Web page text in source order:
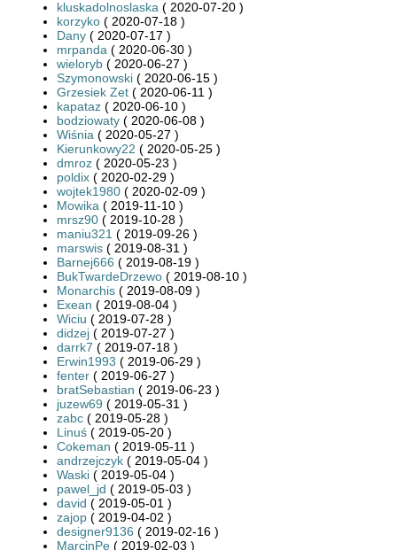
kluskadolnoslaska ( 2020-07-20 )
korzyko ( 2020-07-18 )
Dany ( 2020-07-17 )
mrpanda ( 2020-06-30 )
wieloryb ( 2020-06-27 )
Szymonowski ( 2020-06-15 )
Grzesiek Zet ( 2020-06-11 )
kapataz ( 2020-06-10 )
bodziowaty ( 2020-06-08 )
Wiśnia ( 2020-05-27 )
Kierunkowy22 ( 2020-05-25 )
dmroz ( 2020-05-23 )
poldix ( 2020-02-29 )
wojtek1980 ( 2020-02-09 )
Mowika ( 2019-11-10 )
mrsz90 ( 2019-10-28 )
maniu321 ( 2019-09-26 )
marswis ( 2019-08-31 )
Barnej666 ( 2019-08-19 )
BukTwardeDrzewo ( 2019-08-10 )
Monarchis ( 2019-08-09 )
Exean ( 2019-08-04 )
Wiciu ( 2019-07-28 )
didzej ( 2019-07-27 )
darrk7 ( 2019-07-18 )
Erwin1993 ( 2019-06-29 )
fenter ( 2019-06-27 )
bratSebastian ( 2019-06-23 )
juzew69 ( 2019-05-31 )
zabc ( 2019-05-28 )
Linuś ( 2019-05-20 )
Cokeman ( 2019-05-11 )
andrzejczyk ( 2019-05-04 )
Waski ( 2019-05-04 )
pawel_jd ( 2019-05-03 )
david ( 2019-05-01 )
zajop ( 2019-04-02 )
designer9136 ( 2019-02-16 )
MarcinPe ( 2019-02-03 )